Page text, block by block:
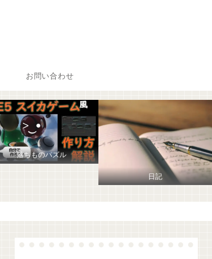
お問い合わせ
落ちものパズル
日記